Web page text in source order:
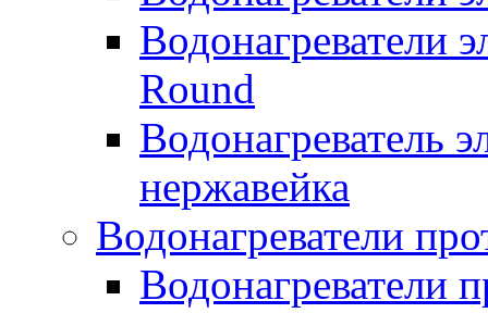
Водонагреватели
Round
Водонагреватель
нержавейка
Водонагреватели
Водонагреватели